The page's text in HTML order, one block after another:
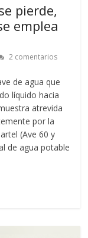
pierde,
emplea
2 comentarios
de agua que
líquido hacia
atrevida
por la
(Ave 60 y
de agua potable